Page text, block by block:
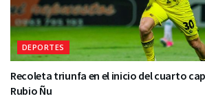
DEPORTES
Recoleta triunfa en el inicio del cuarto
Rubio Ñu